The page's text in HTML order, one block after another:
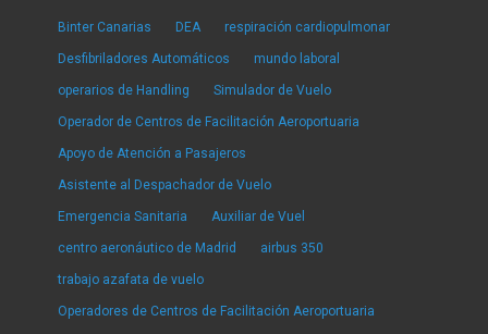
Binter Canarias DEA respiración cardiopulmonar
Desfibriladores Automáticos mundo laboral
operarios de Handling Simulador de Vuelo
Operador de Centros de Facilitación Aeroportuaria
Apoyo de Atención a Pasajeros
Asistente al Despachador de Vuelo
Emergencia Sanitaria Auxiliar de Vuel
centro aeronáutico de Madrid airbus 350
trabajo azafata de vuelo
Operadores de Centros de Facilitación Aeroportuaria